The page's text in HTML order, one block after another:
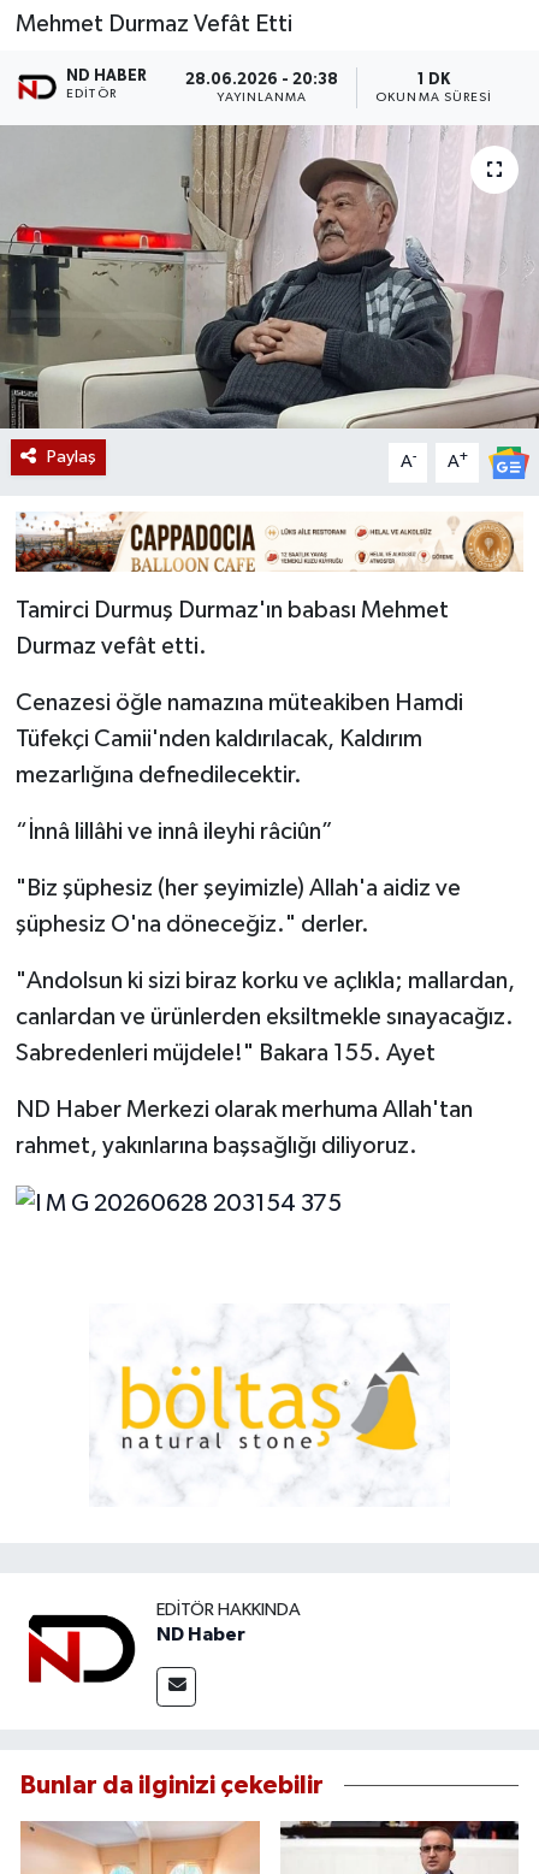
Mehmet Durmaz Vefât Etti
ND HABER
EDITÖR
28.06.2026 - 20:38
YAYINLANMA
1 DK
OKUNMA SÜRESI
Paylaş A- A+
Tamirci Durmuş Durmaz'ın babası Mehmet
Durmaz vefât etti.
Cenazesi öğle namazına müteakiben Hamdi
Tüfekçi Camii'nden kaldırılacak, Kaldırım
mezarlığına defnedilecektir.
“İnnâ lillâhi ve innâ ileyhi râciûn”
"Biz şüphesiz (her şeyimizle) Allah'a aidiz ve
şüphesiz O'na döneceğiz." derler.
"Andolsun ki sizi biraz korku ve açlıkla; mallardan,
canlardan ve ürünlerden eksiltmekle sınayacağız.
Sabredenleri müjdele!" Bakara 155. Ayet
ND Haber Merkezi olarak merhuma Allah'tan
rahmet, yakınlarına başsağlığı diliyoruz.
EDITÖR HAKKINDA
ND Haber
Bunlar da ilginizi çekebilir